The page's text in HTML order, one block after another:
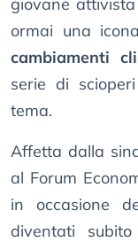
ormai una
cambiamenti
serie di
tema.
Affetta dalla
al Forum
in occasione
diventati